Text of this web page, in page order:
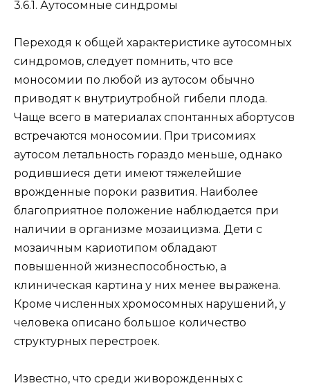
3.6.1. Аутосомные синдромы
Переходя к общей характеристике аутосомных
синдромов, следует помнить, что все
моносомии по любой из аутосом обычно
приводят к внутриутробной гибели плода.
Чаще всего в материалах спонтанных абортусов
встречаются моносомии. При трисомиях
аутосом летальность гораздо меньше, однако
родившиеся дети имеют тяжелейшие
врожденные пороки развития. Наиболее
благоприятное положение наблюдается при
наличии в организме мозаицизма. Дети с
мозаичным кариотипом обладают
повышенной жизнеспособностью, а
клиническая картина у них менее выражена.
Кроме численных хромосомных нарушений, у
человека описано большое количество
структурных перестроек.
Известно, что среди живорожденных с